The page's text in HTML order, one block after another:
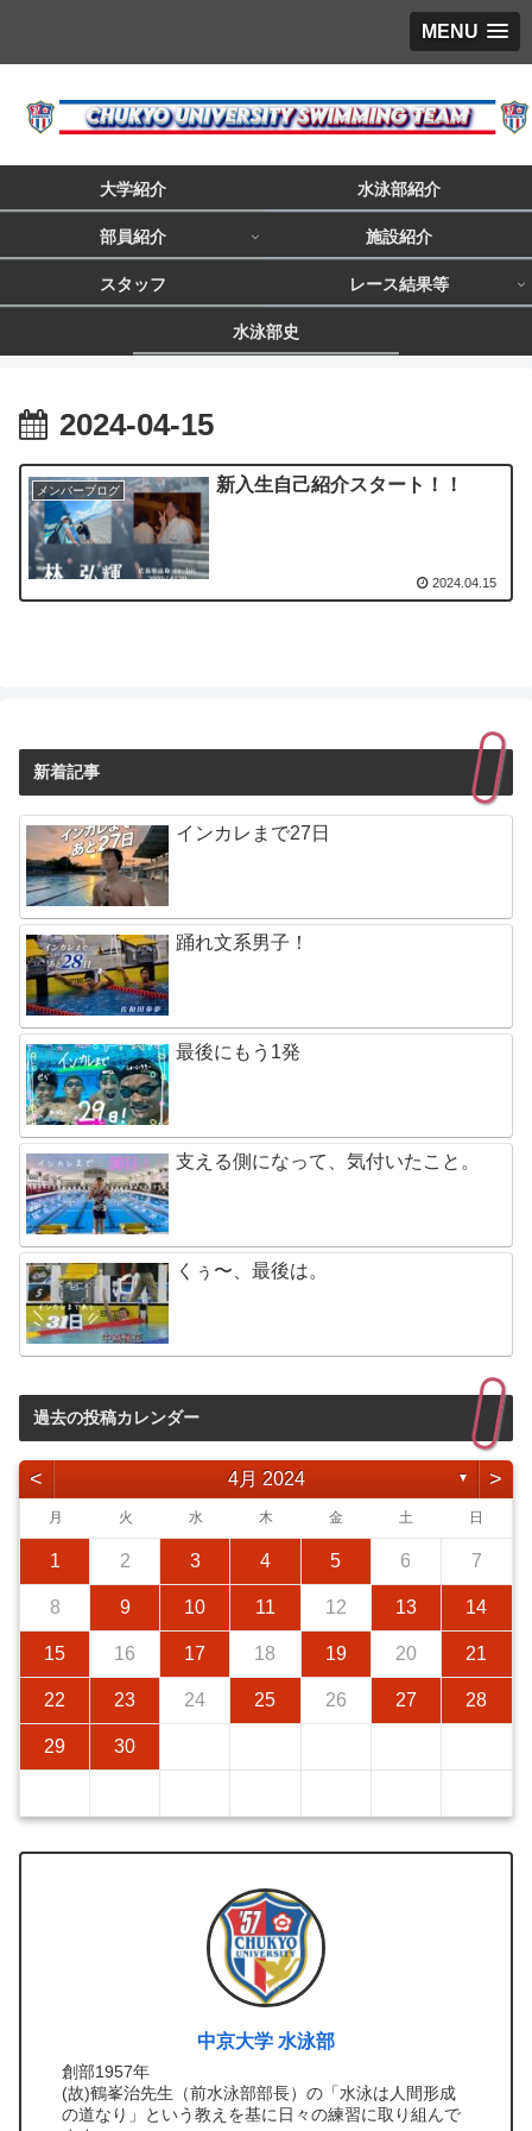
MENU
大学紹介 水泳部紹介
部員紹介 施設紹介
スタッフ レース結果等
水泳部史
2024-04-15
メンバーブログ 新入生自己紹介スタート！！
2024.04.15
新着記事
インカレまで27日
踊れ文系男子！
最後にもう1発
支える側になって、気付いたこと。
くぅ〜、最後は。
過去の投稿カレンダー
< 4月 2024 ▼ >
月 火 水 木 金 土 日
1 2 3 4 5 6 7
8 9 10 11 12 13 14
15 16 17 18 19 20 21
22 23 24 25 26 27 28
29 30
中京大学 水泳部
創部1957年
(故)鶴峯治先生（前水泳部部長）の「水泳は人間形成
の道なり」という教えを基に日々の練習に取り組んで